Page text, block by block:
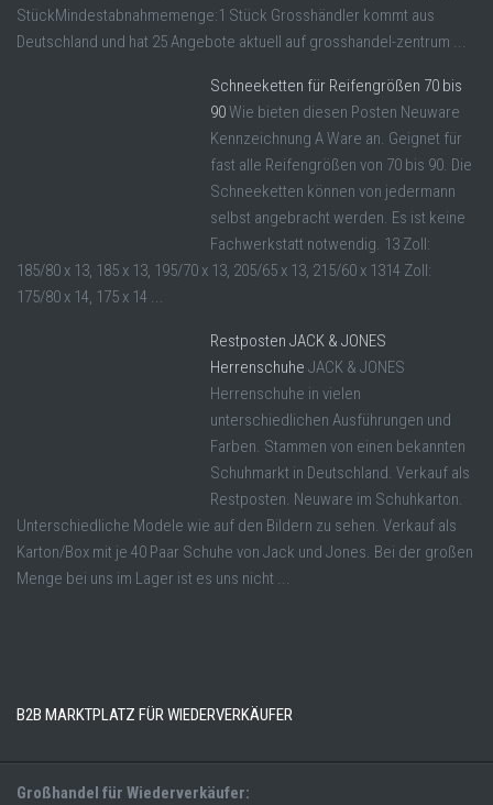
StückMindestabnahmemenge:1 Stück Grosshändler kommt aus
Deutschland und hat 25 Angebote aktuell auf grosshandel-zentrum ...
Schneeketten für Reifengrößen 70 bis
90Wie bieten diesen Posten Neuware
Kennzeichnung A Ware an. Geignet für
fast alle Reifengrößen von 70 bis 90. Die
Schneeketten können von jedermann
selbst angebracht werden. Es ist keine
Fachwerkstatt notwendig. 13 Zoll:
185/80 x 13, 185 x 13, 195/70 x 13, 205/65 x 13, 215/60 x 1314 Zoll:
175/80 x 14, 175 x 14 ...
Restposten JACK & JONES
Herrenschuhe JACK & JONES
Herrenschuhe in vielen
unterschiedlichen Ausführungen und
Farben. Stammen von einen bekannten
Schuhmarkt in Deutschland. Verkauf als
Restposten. Neuware im Schuhkarton.
Unterschiedliche Modele wie auf den Bildern zu sehen. Verkauf als
Karton/Box mit je 40 Paar Schuhe von Jack und Jones. Bei der großen
Menge bei uns im Lager ist es uns nicht ...
B2B MARKTPLATZ FÜR WIEDERVERKÄUFER
Großhandel für Wiederverkäufer: